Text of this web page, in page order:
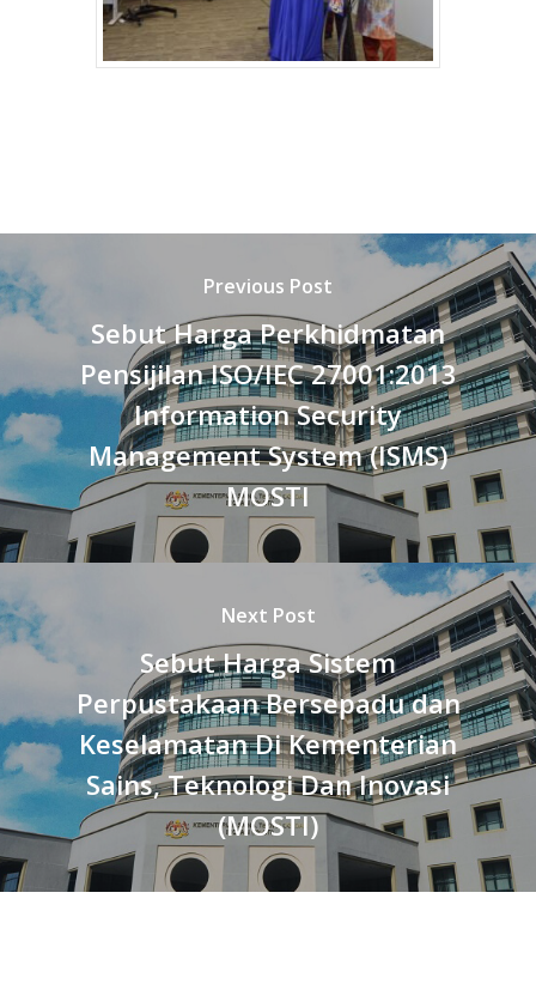
Previous Post
Sebut Harga Perkhidmatan
Pensijilan ISO/IEC 27001:2013
Information Security
Management System (ISMS)
MOSTI
Next Post
Sebut Harga Sistem
Perpustakaan Bersepadu dan
Keselamatan Di Kementerian
Sains, Teknologi Dan Inovasi
(MOSTI)